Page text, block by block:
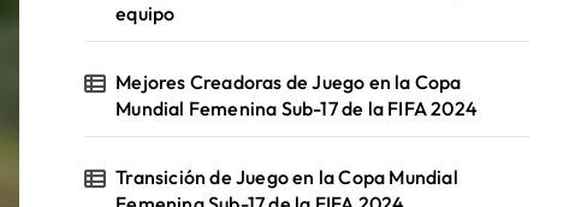
equipo
Mejores Creadoras de Juego en la Copa
Mundial Femenina Sub-17 de la FIFA 2024
Transición de Juego en la Copa Mundial